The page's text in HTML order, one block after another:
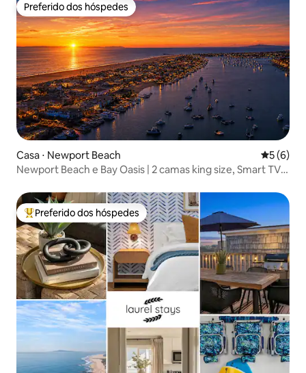
Preferido dos hóspedes
Preferido dos hóspedes
Casa ⋅ Newport Beach 5 de
5 (6)
Newport Beach e Bay Oasis | 2 camas king size, Smart TVs,
Entre os melhores preferidos dos hóspedes
Preferido dos hóspedes